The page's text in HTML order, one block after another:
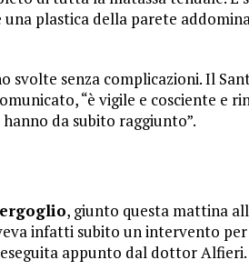
plastica della parete
svolte senza complicazioni. Il
“è vigile e cosciente e
da subito raggiunto”.
, giunto questa mattina
infatti subito un intervento
appunto dal dottor Alfieri.